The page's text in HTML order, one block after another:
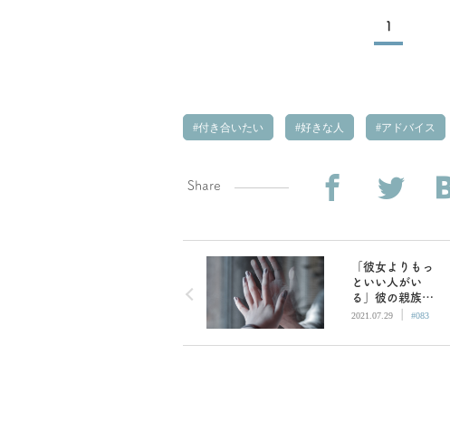
1
付き合いたい 好きな人 アドバイス
Share
「彼女よりもっ
といい人がい
る」彼の親族に
結婚を反対され
のすごい愛
2021.07.29 #083